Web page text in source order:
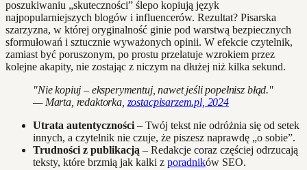
poszukiwaniu „skuteczności” ślepo kopiują język
najpopularniejszych blogów i influencerów. Rezultat? Pisarska
szarzyzna, w której oryginalność ginie pod warstwą bezpiecznych
sformułowań i sztucznie wyważonych opinii. W efekcie czytelnik,
zamiast być poruszonym, po prostu przelatuje wzrokiem przez
kolejne akapity, nie zostając z niczym na dłużej niż kilka sekund.
"Nie kopiuj – eksperymentuj, nawet jeśli popełnisz błąd."
— Marta, redaktorka, zostacpisarzem.pl, 2024
Utrata autentyczności – Twój tekst nie odróżnia się od setek
innych, a czytelnik nie czuje, że piszesz naprawdę „o sobie”.
Trudności z publikacją – Redakcje coraz częściej odrzucają
teksty, które brzmią jak kalki z poradników SEO.